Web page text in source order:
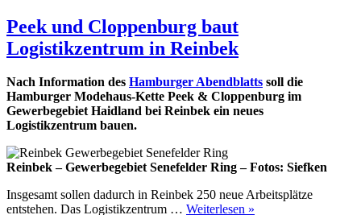
Agentur
fuer
in
Reinbek
Peek und Cloppenburg baut
Logistikzentrum in Reinbek
Nach Information des Hamburger Abendblatts soll die
Hamburger Modehaus-Kette Peek & Cloppenburg im
Gewerbegebiet Haidland bei Reinbek ein neues
Logistikzentrum bauen.
Reinbek – Gewerbegebiet Senefelder Ring – Fotos: Siefken
Insgesamt sollen dadurch in Reinbek 250 neue Arbeitsplätze
entstehen. Das Logistikzentrum … Weiterlesen »